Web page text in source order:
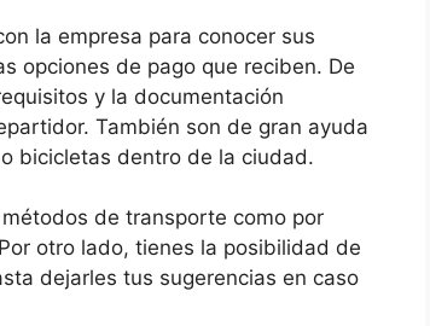
la empresa para conocer sus
opciones de pago que reciben. De
y la documentación
También son de gran ayuda
bicicletas dentro de la ciudad.
de transporte como por
otro lado, tienes la posibilidad de
dejarles tus sugerencias en caso